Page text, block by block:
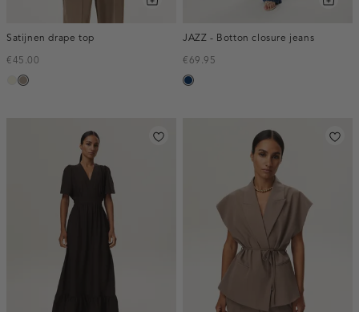
Satijnen drape top
€45.00
ecru
taupe,
JAZZ - Botton closure jeans
€69.95
blauw,